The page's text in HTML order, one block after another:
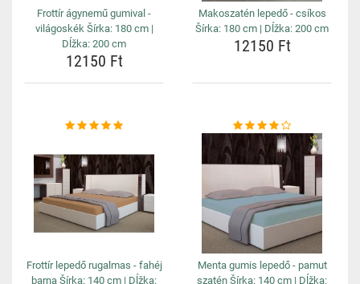
Frottír ágynemű gumival -
világoskék Šírka: 180 cm |
Dĺžka: 200 cm
12150 Ft
Makoszatén lepedő - csíkos
Šírka: 180 cm | Dĺžka: 200 cm
12150 Ft
Frottír lepedő rugalmas - fahéj
barna Šírka: 140 cm | Dĺžka:
Menta gumis lepedő - pamut
szatén Šírka: 140 cm | Dĺžka: